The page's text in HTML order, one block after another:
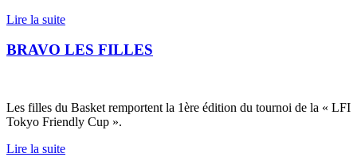
Lire la suite
BRAVO LES FILLES
Les filles du Basket remportent la 1ère édition du tournoi de la « LFI
Tokyo Friendly Cup ».
Lire la suite